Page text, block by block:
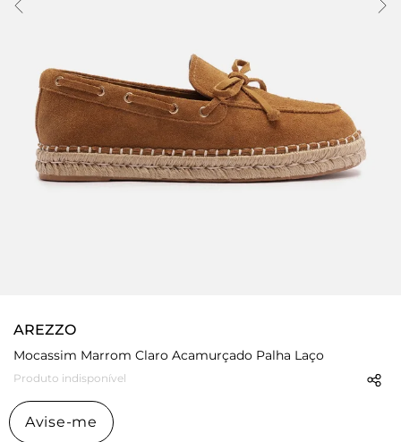
AREZZO
Mocassim Marrom Claro Acamurçado Palha Laço
Produto indisponível
Avise-me